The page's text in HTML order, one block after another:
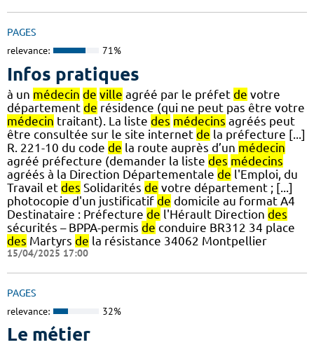
PAGES
relevance: 71%
Infos pratiques
à un médecin de ville agréé par le préfet de votre
département de résidence (qui ne peut pas être votre
médecin traitant). La liste des médecins agréés peut
être consultée sur le site internet de la préfecture [...]
R. 221-10 du code de la route auprès d’un médecin
agréé préfecture (demander la liste des médecins
agréés à la Direction Départementale de l'Emploi, du
Travail et des Solidarités de votre département ; [...]
photocopie d'un justificatif de domicile au format A4
Destinataire : Préfecture de l'Hérault Direction des
sécurités – BPPA-permis de conduire BR312 34 place
des Martyrs de la résistance 34062 Montpellier
15/04/2025 17:00
PAGES
relevance: 32%
Le métier